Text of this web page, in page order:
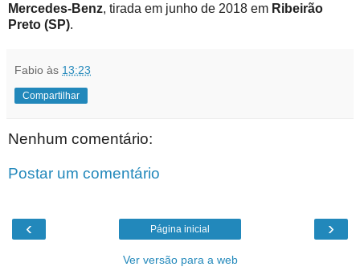
Mercedes-Benz, tirada em junho de 2018 em Ribeirão
Preto (SP).
Fabio às 13:23
Compartilhar
Nenhum comentário:
Postar um comentário
‹ ›
Página inicial
Ver versão para a web